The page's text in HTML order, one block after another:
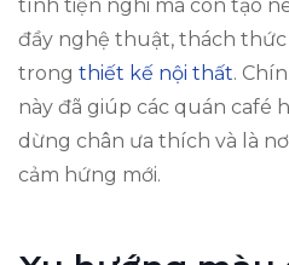
tính tiện nghi mà còn tạo
đầy nghệ thuật, thách
trong thiết kế nội thất.
này đã giúp các quán café
dừng chân ưa thích và là
cảm hứng mới.